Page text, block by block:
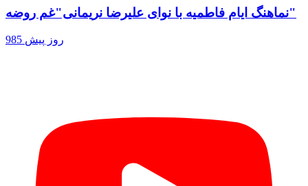
نماهنگ ایام فاطمیه با نوای علیرضا نریمانی"غم روضه"
985 روز پیش